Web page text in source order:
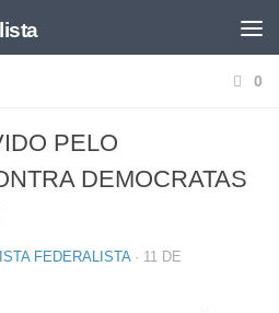
0
PELO
DEMOCRATAS
FEDERALISTA · 11 DE